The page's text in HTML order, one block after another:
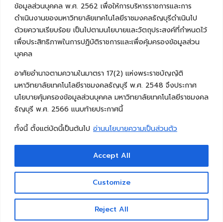
ข้อมูลส่วนบุคคล พ.ศ. 2562 เพื่อให้การบริหารราชการและการ
ดำเนินงานของมหาวิทยาลัยเทคโนโลยีราชมงคลธัญบุรีดำเนินไป
ด้วยความเรียบร้อย เป็นไปตามนโยบายและวัตถุประสงค์ที่กำหนดไว้
เพื่อประสิทธิภาพในการปฏิบัติราชการและเพื่อคุ้มครองข้อมูลส่วน
บุคคล
อาศัยอำนาจตามความในมาตรา 17(2) แห่งพระราชบัญญัติ
มหาวิทยาลัยเทคโนโลยีราชมงคลธัญบุรี พ.ศ. 2548 จึงประกาศ
นโยบายคุ้มครองข้อมูลส่วนบุคคล มหาวิทยาลัยเทคโนโลยีราชมงคล
ธัญบุรี พ.ศ. 2566 แนบท้ายประกาศนี้
ทั้งนี้ ตั้งแต่บัดนี้เป็นต้นไป อ่านนโยบายความเป็นส่วนตัว
Customize
Reject All
Accept All
Copyright © 2026 คณะวิศวกรรมศาสตร์ มหาวิทยาลัย
เทคโนโลยีราชมงคลธัญบุรี